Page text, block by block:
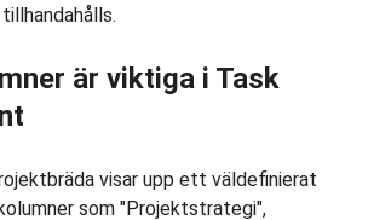
är viktiga i Task